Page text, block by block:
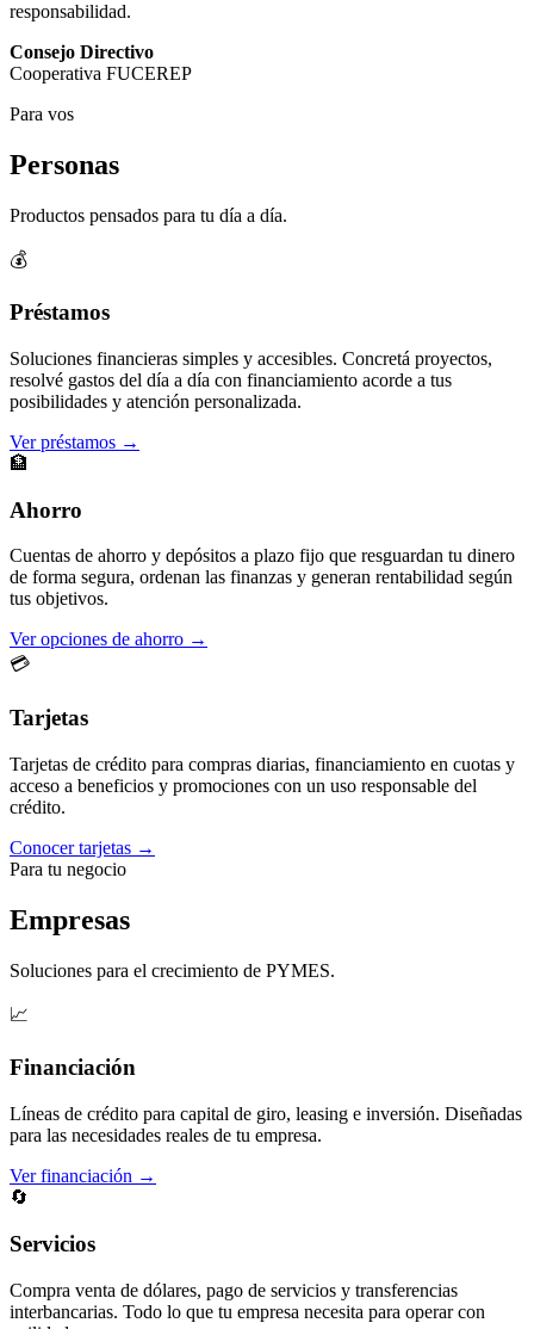
responsabilidad.
Consejo Directivo
Cooperativa FUCEREP
Para vos
Personas
Productos pensados para tu día a día.
💰
Préstamos
Soluciones financieras simples y accesibles. Concretá proyectos,
resolvé gastos del día a día con financiamiento acorde a tus
posibilidades y atención personalizada.
Ver préstamos →
🏦
Ahorro
Cuentas de ahorro y depósitos a plazo fijo que resguardan tu dinero
de forma segura, ordenan las finanzas y generan rentabilidad según
tus objetivos.
Ver opciones de ahorro →
💳
Tarjetas
Tarjetas de crédito para compras diarias, financiamiento en cuotas y
acceso a beneficios y promociones con un uso responsable del
crédito.
Conocer tarjetas →
Para tu negocio
Empresas
Soluciones para el crecimiento de PYMES.
📈
Financiación
Líneas de crédito para capital de giro, leasing e inversión. Diseñadas
para las necesidades reales de tu empresa.
Ver financiación →
🔄
Servicios
Compra venta de dólares, pago de servicios y transferencias
interbancarias. Todo lo que tu empresa necesita para operar con